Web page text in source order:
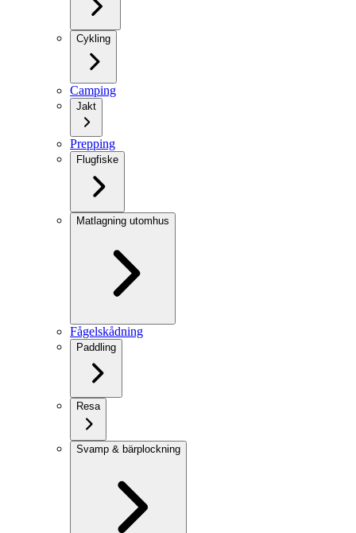
Cykling
Camping
Jakt
Prepping
Flugfiske
Matlagning utomhus
Fågelskådning
Paddling
Resa
Svamp & bärplockning